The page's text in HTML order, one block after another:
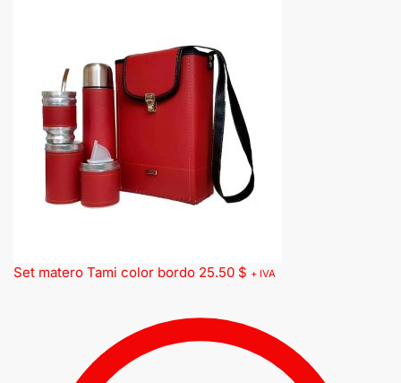
Set matero Tami color bordo 25.50 $ + IVA